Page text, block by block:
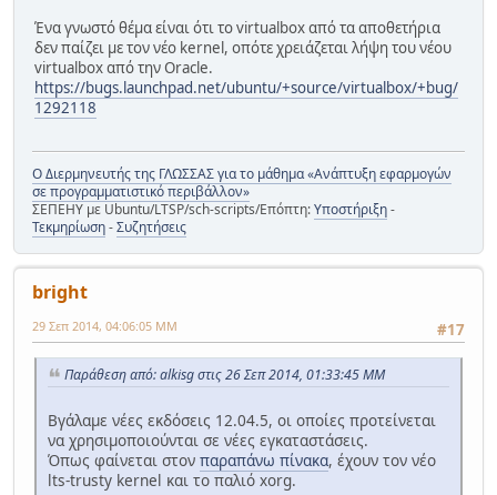
Ένα γνωστό θέμα είναι ότι το virtualbox από τα αποθετήρια
δεν παίζει με τον νέο kernel, οπότε χρειάζεται λήψη του νέου
virtualbox από την Oracle.
https://bugs.launchpad.net/ubuntu/+source/virtualbox/+bug/
1292118
Ο Διερμηνευτής της ΓΛΩΣΣΑΣ για το μάθημα «Ανάπτυξη εφαρμογών
σε προγραμματιστικό περιβάλλον»
ΣΕΠΕΗΥ με Ubuntu/LTSP/sch-scripts/Επόπτη:Υποστήριξη-
Τεκμηρίωση-Συζητήσεις
bright
#17
29 Σεπ 2014, 04:06:05 ΜΜ
Παράθεση από: alkisg στις 26 Σεπ 2014, 01:33:45 ΜΜ
Βγάλαμε νέες εκδόσεις 12.04.5, οι οποίες προτείνεται
να χρησιμοποιούνται σε νέες εγκαταστάσεις.
Όπως φαίνεται στον παραπάνω πίνακα, έχουν τον νέο
lts-trusty kernel και το παλιό xorg.